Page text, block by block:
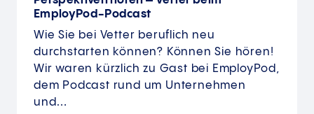
EmployPod-Podcast
Wie Sie bei Vetter beruflich neu
durchstarten können? Können Sie hören!
Wir waren kürzlich zu Gast bei EmployPod,
dem Podcast rund um Unternehmen
und…